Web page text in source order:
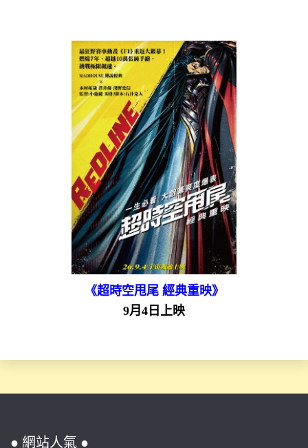
《超時空甩尾 經典重映》
9月4日上映
● 網站人氣 ●